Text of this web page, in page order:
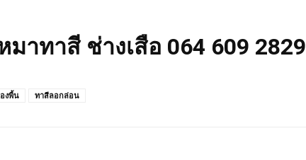
มาทาสี ช่างเสือ 064 609 2829
งพื้น ทาสีลอกล่อน